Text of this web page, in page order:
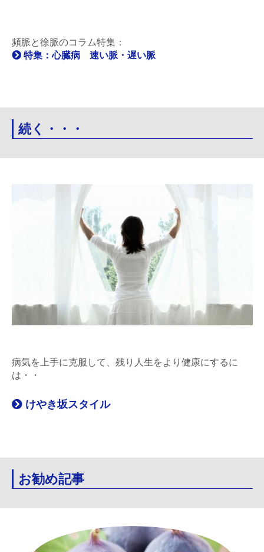
頻脈と徐脈のコラム特集：
特集：心臓病 速い脈・遅い脈
続く・・・
病気を上手に克服して、残り人生をより健康にするに
は・・
けやき坂スタイル
お勧め記事